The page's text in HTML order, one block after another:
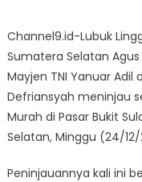
Channel9.id-Lubuk
Sumatera Selatan
Mayjen TNI Yanuar Adil
Defriansyah meninjau
Murah di Pasar Bukit
Selatan, Minggu (24/
Peninjauannya kali ini